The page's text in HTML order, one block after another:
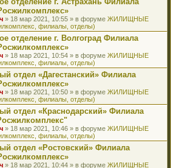
» 18 мар 2021, 10:55 » в форуме ЖИЛИЩНЫЕ
филиалы, отделы)
отделение г. Волгоград Филиала
» 18 мар 2021, 10:54 » в форуме ЖИЛИЩНЫЕ
филиалы, отделы)
отдел «Дагестанский» Филиала
» 18 мар 2021, 10:50 » в форуме ЖИЛИЩНЫЕ
филиалы, отделы)
отдел «Краснодарский» Филиала
» 18 мар 2021, 10:46 » в форуме ЖИЛИЩНЫЕ
филиалы, отделы)
отдел «Ростовский» Филиала
» 18 мар 2021, 10:44 » в форуме ЖИЛИЩНЫЕ